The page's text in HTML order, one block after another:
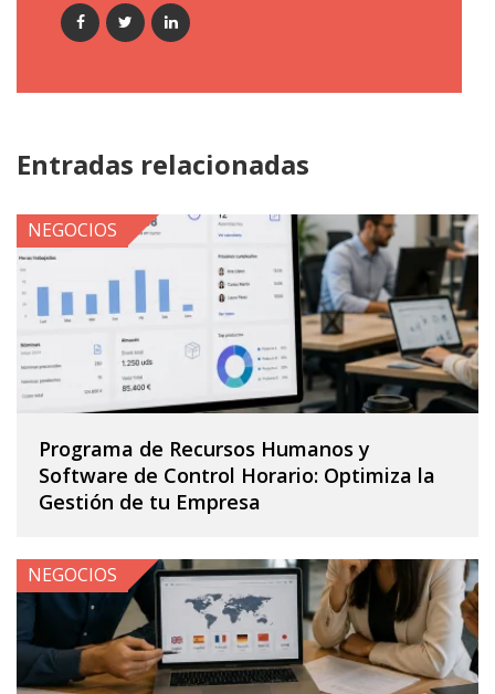
Entradas relacionadas
Programa de Recursos Humanos y
Software de Control Horario: Optimiza la
Gestión de tu Empresa
NEGOCIOS
NEGOCIOS